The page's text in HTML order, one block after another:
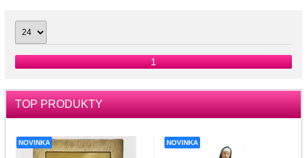
1
TOP PRODUKTY
NOVINKA NOVINKA